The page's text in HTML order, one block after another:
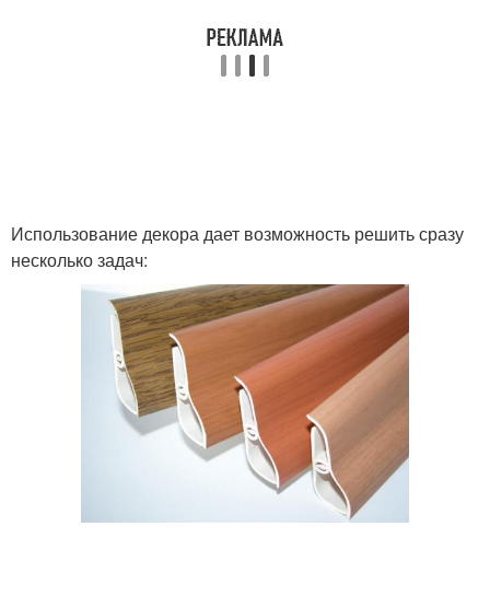
Использование декора дает возможность решить сразу
несколько задач: